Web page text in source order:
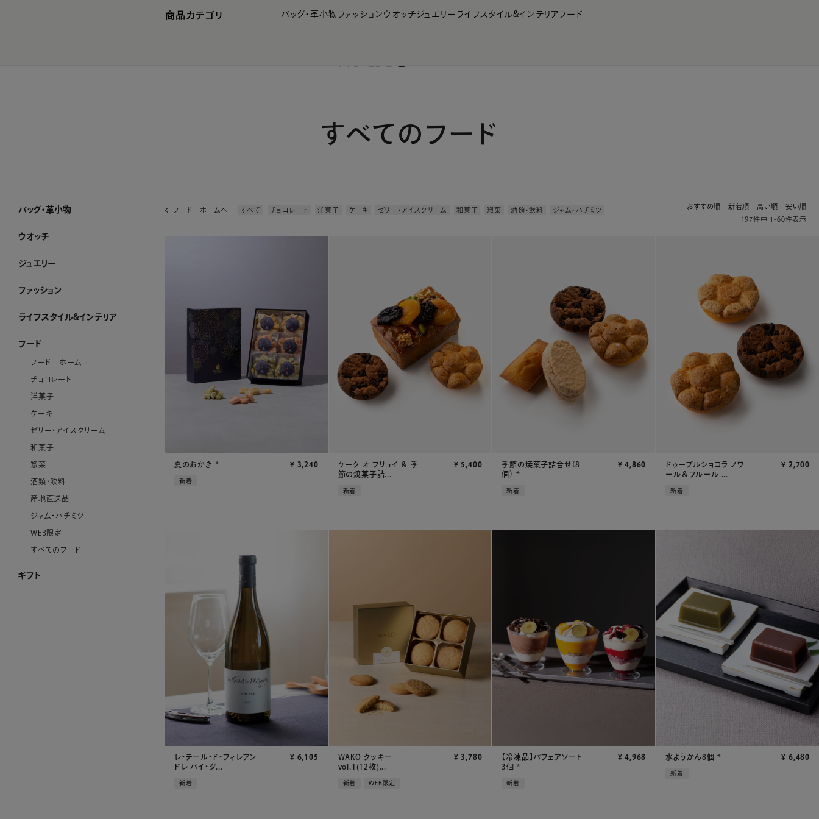
商品カテゴリ バッグ・革小物 ファッションウオッチジュエリー ライフスタイル&インテリアフード
すべてのフード
バッグ・革小物
バッグ・革小物 ホーム
SUIHA
MANACO
WAKO×MAURO GOVERNA
ハンドバッグ
トートバッグ
ショルダーバッグ・ポシェット
フォーマルバッグ・パーティーバッグ
ボストンバッグ・リュック
その他のバッグ
すべてのバッグ
長財布
折り財布
小銭入れ
キーケース・カードケース
その他の革小物
すべての革小物
WEB限定
すべてのバッグ・革小物
ウオッチ
ウオッチ ホーム
WAKOウオッチ メンズ
WAKOウオッチ レディース
セイコーウオッチ
ボーム＆メルシエウオッチ
イッセイミヤケウオッチ
すべてのウオッチ
ジュエリー
ジュエリー ホーム
アショカダイヤモンド
ネックレス
イヤリング・ピアス
ブレスレット
ブローチ
リング
すべてのジュエリー
ファッション
ファッション ホーム
PURE CRAFT
NEW CLOSET
レディースアパレル
メンズアパレル
ストール・マフラー・スカーフ
ハンカチーフ
アクセサリー
その他のファッション雑貨
WEB限定
すべてのファッション
ライフスタイル&インテリア
ライフスタイル&インテリア ホーム
クロック
リビング
ダイニング
ベビーグッズ
その他インテリア雑貨
加工ができるお品
WEB限定
すべてのライフスタイル&インテリア
フード
フード ホーム
チョコレート
洋菓子
ケーキ
ゼリー・アイスクリーム
和菓子
惣菜
酒類・飲料
産地直送品
ジャム・ハチミツ
WEB限定
すべてのフード
ギフト
おすすめ順 新着順 高い順
安い順
197件中 1-60件表示
フード ホームへ すべて チョコレート 洋菓子 ケーキ ゼリー・アイスクリーム 和菓子 惣菜 酒類・飲料 ジャム・ハチミツ
夏のおかき * ¥ 3,240
新着
ケーク オ フリュイ ＆ 季
節の焼菓子詰...
¥ 5,400
新着
季節の焼菓子詰合せ（8
個） *
¥ 4,860
新着
ドゥーブルショコラ ノワ
ール＆フルール ...
¥ 2,700
新着
レ・テール・ド・フィレアン
ドレ バイ・ダ...
¥ 6,105
新着
WAKO クッキー
vol.1(12枚)...
¥ 3,780
新着 WEB限定
【冷凍品】パフェアソート
3個 *
¥ 4,968
新着
水ようかん8個 * ¥ 6,480
新着